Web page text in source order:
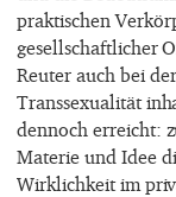
praktischen
gesellschaftlicher
Reuter auch bei
Transsexualität
dennoch erreicht:
Materie und Idee
Wirklichkeit im